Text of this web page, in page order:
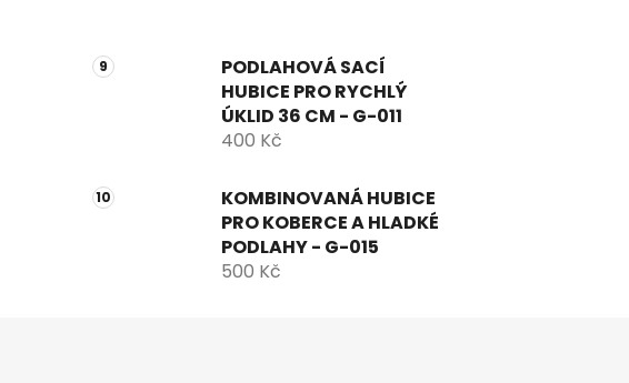
PODLAHOVÁ SACÍ
HUBICE PRO RYCHLÝ
ÚKLID 36 CM - G-011
400 Kč
KOMBINOVANÁ HUBICE
PRO KOBERCE A HLADKÉ
PODLAHY - G-015
500 Kč